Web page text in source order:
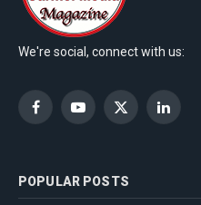
We're social, connect with us:
FacebookYouTubeX
LinkedIn
POPULAR POSTS